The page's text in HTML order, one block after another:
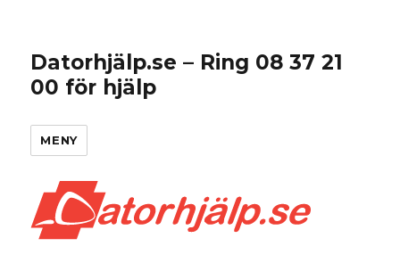
Datorhjälp.se – Ring 08 37 21
00 för hjälp
MENY